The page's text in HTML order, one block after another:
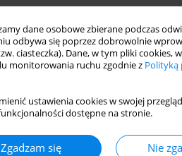
dane osobowe zbierane podczas
odbywa się poprzez dobrowolnie
ciasteczka). Dane, w tym pliki cookies,
monitorowania ruchu zgodnie z Polityką
ustawienia cookies w swojej
dostępne na stronie.
Zgadzam się Nie
machining production costs